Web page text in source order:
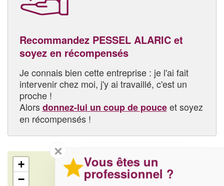
Recommandez PESSEL ALARIC et
soyez en récompensés
Je connais bien cette entreprise : je l'ai fait
intervenir chez moi, j'y ai travaillé, c'est un
proche !
Alorsdonnez-lui un coup de pouceet soyez
en récompensés !
+
−
✕
Vous êtes un
professionnel ?